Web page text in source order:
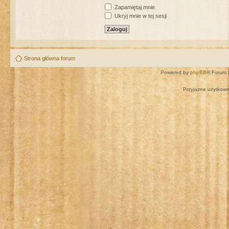
Zapamiętaj mnie
Ukryj mnie w tej sesji
Strona główna forum
Powered by phpBB® Forum
Przyjazne